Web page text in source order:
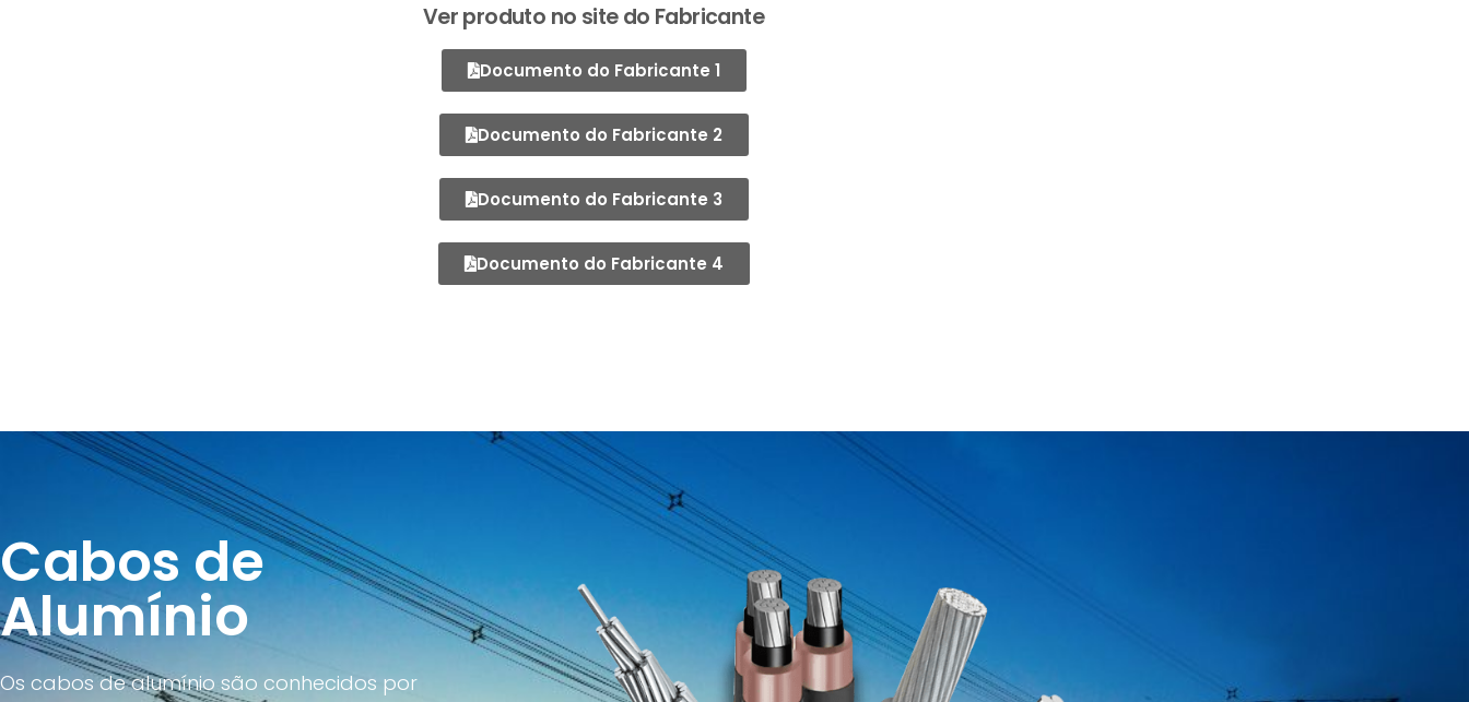
Ver produto no site do Fabricante
Documento do Fabricante 1
Documento do Fabricante 2
Documento do Fabricante 3
Documento do Fabricante 4
Cabos de
Alumínio
Os cabos de alumínio são conhecidos por